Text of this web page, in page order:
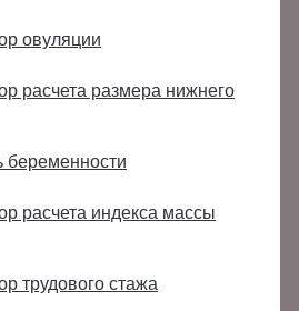
овуляции
расчета размера нижнего
беременности
расчета индекса массы
трудового стажа